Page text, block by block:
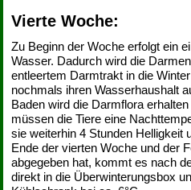
Vierte Woche:
Zu Beginn der Woche erfolgt ein
Wasser. Dadurch wird die
entleertem Darmtrakt in die
nochmals ihren Wasserhaushalt
Baden wird die Darmflora
müssen die Tiere eine
sie weiterhin 4 Stunden Helligkeit
Ende der vierten Woche und der
abgegeben hat, kommt es nach
direkt in die Überwinterungsbox